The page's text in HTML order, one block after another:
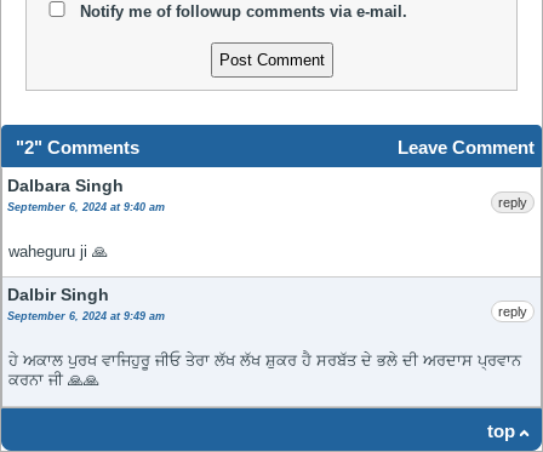
Notify me of followup comments via e-mail.
"2" Comments Leave Comment
Dalbara Singh
September 6, 2024 at 9:40 am
waheguru ji 🙏
reply
Dalbir Singh
September 6, 2024 at 9:49 am
ਹੇ ਅਕਾਲ ਪੁਰਖ ਵਾਜਿਹੁਰੂ ਜੀਓ ਤੇਰਾ ਲੱਖ ਲੱਖ ਸ਼ੁਕਰ ਹੈ ਸਰਬੱਤ ਦੇ ਭਲੇ ਦੀ ਅਰਦਾਸ ਪ੍ਰਵਾਨ
ਕਰਨਾ ਜੀ 🙏🙏
reply
top